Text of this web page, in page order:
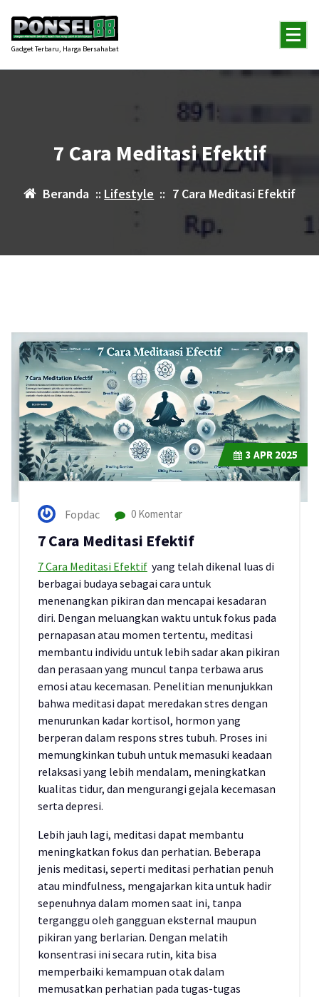
konten
Gadget Terbaru, Harga Bersahabat
7 Cara Meditasi Efektif
Beranda :: Lifestyle :: 7 Cara Meditasi Efektif
3 APR 2025
Fopdac 0 Komentar
7 Cara Meditasi Efektif
7 Cara Meditasi Efektif yang telah dikenal luas di
berbagai budaya sebagai cara untuk
menenangkan pikiran dan mencapai kesadaran
diri. Dengan meluangkan waktu untuk fokus pada
pernapasan atau momen tertentu, meditasi
membantu individu untuk lebih sadar akan pikiran
dan perasaan yang muncul tanpa terbawa arus
emosi atau kecemasan. Penelitian menunjukkan
bahwa meditasi dapat meredakan stres dengan
menurunkan kadar kortisol, hormon yang
berperan dalam respons stres tubuh. Proses ini
memungkinkan tubuh untuk memasuki keadaan
relaksasi yang lebih mendalam, meningkatkan
kualitas tidur, dan mengurangi gejala kecemasan
serta depresi.
Lebih jauh lagi, meditasi dapat membantu
meningkatkan fokus dan perhatian. Beberapa
jenis meditasi, seperti meditasi perhatian penuh
atau mindfulness, mengajarkan kita untuk hadir
sepenuhnya dalam momen saat ini, tanpa
terganggu oleh gangguan eksternal maupun
pikiran yang berlarian. Dengan melatih
konsentrasi ini secara rutin, kita bisa
memperbaiki kemampuan otak dalam
memusatkan perhatian pada tugas-tugas